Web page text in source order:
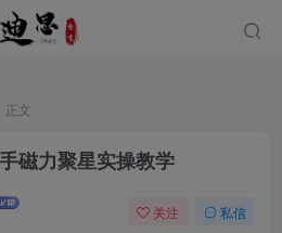
正文
磁力聚星实操教学
关注 私信